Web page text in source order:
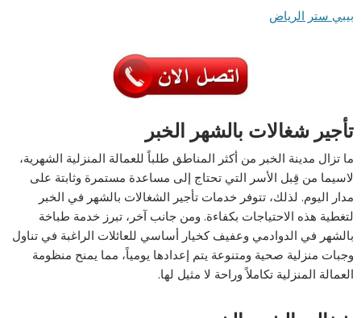
بيبي ستر الرياض
تأجير شغالات بالشهر الخبر
ما تزال مدينة الخبر من أكثر المناطق طلباً للعمالة المنزلية الشهرية،
لاسيما من قِبل الأسر التي تحتاج إلى مساعدة مستمرة وثابتة على
مدار اليوم. لذلك، تتوفر خدمات تأجير الشغالات بالشهر في الخبر
لتغطية هذه الاحتياجات بكفاءة. ومن جانب آخر، تبرز خدمة طباخة
بالشهر في الدوادمي وعفيف كخيار أساسي للعائلات الراغبة في تناول
وجبات منزلية صحية ومتنوعة يتم إعدادها يومياً، مما يمنح منظومة
العمالة المنزلية تكاملاً وراحة لا مثيل لها.